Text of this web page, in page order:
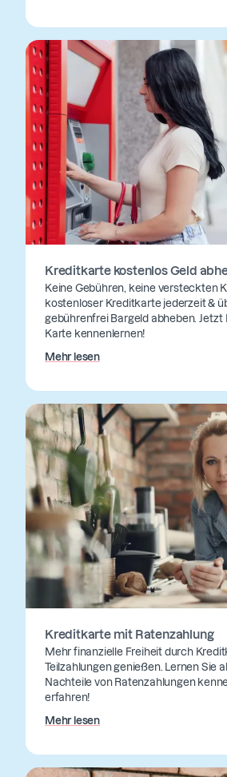
Kreditkarte kostenlos Geld
Keine Gebühren, keine versteckten
kostenloser Kreditkarte jederzeit &
gebührenfrei Bargeld abheben. Jetzt
Karte kennenlernen!
Mehr lesen
Kreditkarte mit Ratenzahlung
Mehr finanzielle Freiheit durch
Teilzahlungen genießen. Lernen Sie
Nachteile von Ratenzahlungen
erfahren!
Mehr lesen